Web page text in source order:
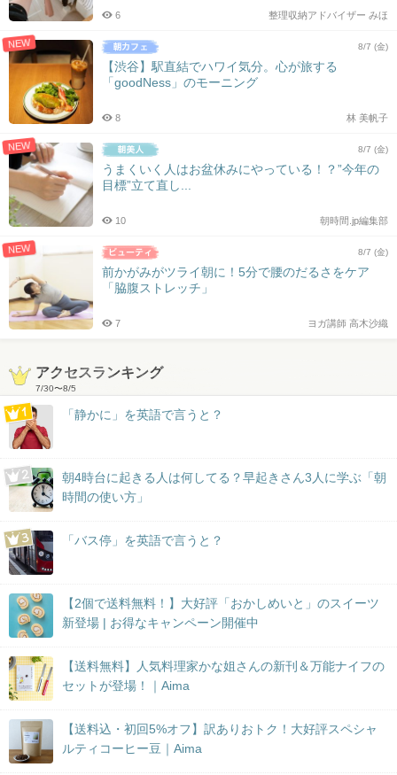
整理収納アドバイザー みほ
6
NEW 8/7 (金)
【渋谷】駅直結でハワイ気分。心が旅する
「goodNess」のモーニング
林 美帆子
8
NEW 8/7 (金)
うまくいく人はお盆休みにやっている！？”今年の
目標”立て直し...
朝時間.jp編集部
10
NEW 8/7 (金)
前かがみがツライ朝に！5分で腰のだるさをケア
「脇腹ストレッチ」
ヨガ講師 高木沙織
7
アクセスランキング
7/30〜8/5
「静かに」を英語で言うと？
朝4時台に起きる人は何してる？早起きさん3人に学ぶ「朝
時間の使い方」
「バス停」を英語で言うと？
【2個で送料無料！】大好評「おかしめいと」のスイーツ
新登場 | お得なキャンペーン開催中
【送料無料】人気料理家かな姐さんの新刊＆万能ナイフの
セットが登場！｜Aima
【送料込・初回5%オフ】訳ありおトク！大好評スペシャ
ルティコーヒー豆｜Aima